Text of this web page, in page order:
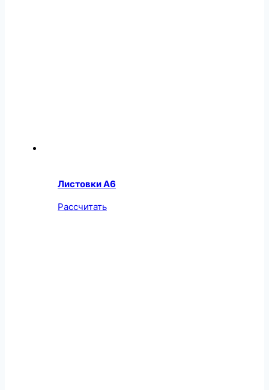
Листовки А6
Рассчитать